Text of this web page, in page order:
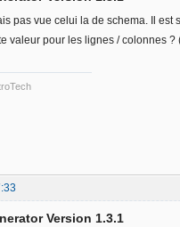
pas vue celui la de schema. Il
valeur pour les lignes / colonnes
Version 1.3.1